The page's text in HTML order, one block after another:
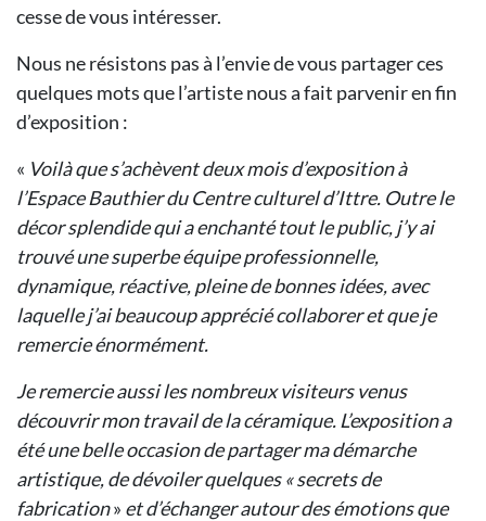
cesse de vous intéresser.
Nous ne résistons pas à l’envie de vous partager ces
quelques mots que l’artiste nous a fait parvenir en fin
d’exposition :
« Voilà que s’achèvent deux mois d’exposition à
l’Espace Bauthier du Centre culturel d’Ittre. Outre le
décor splendide qui a enchanté tout le public, j’y ai
trouvé une superbe équipe professionnelle,
dynamique, réactive, pleine de bonnes idées, avec
laquelle j’ai beaucoup apprécié collaborer et que je
remercie énormément.
Je remercie aussi les nombreux visiteurs venus
découvrir mon travail de la céramique. L’exposition a
été une belle occasion de partager ma démarche
artistique, de dévoiler quelques « secrets de
fabrication» et d’échanger autour des émotions que